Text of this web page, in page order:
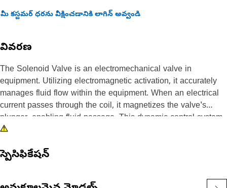
మీ కస్టమర్ ధరను వీక్షించడానికి లాగిన్ అవ్వండి
వివరణ
The Solenoid Valve is an electromechanical valve in
equipment. Utilizing electromagnetic activation, it accurately
manages fluid flow within the equipment. When an electrical
current passes through the coil, it magnetizes the valve's
plunger, enabling fluid passage. This dynamic control system
offers accurate regulation, facilitating functions in equipment
• Offers rapid response for immediate functionality.
స్పెసిఫికేషన్